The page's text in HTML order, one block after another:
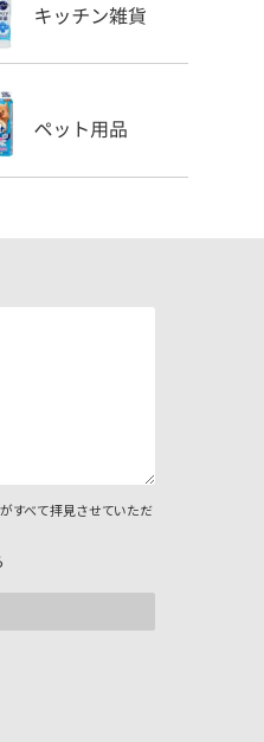
すべて拝見させていただ